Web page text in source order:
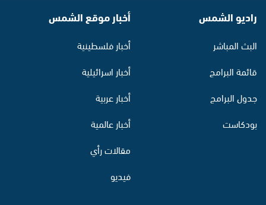
راديو الشمس
البث المباشر
قائمة البرامج
جدول البرامج
بودكاست
أخبار موقع الشمس
أخبار فلسطينية
أخبار اسرائيلية
أخبار عربية
أخبار عالمية
مقالات رأي
فيديو